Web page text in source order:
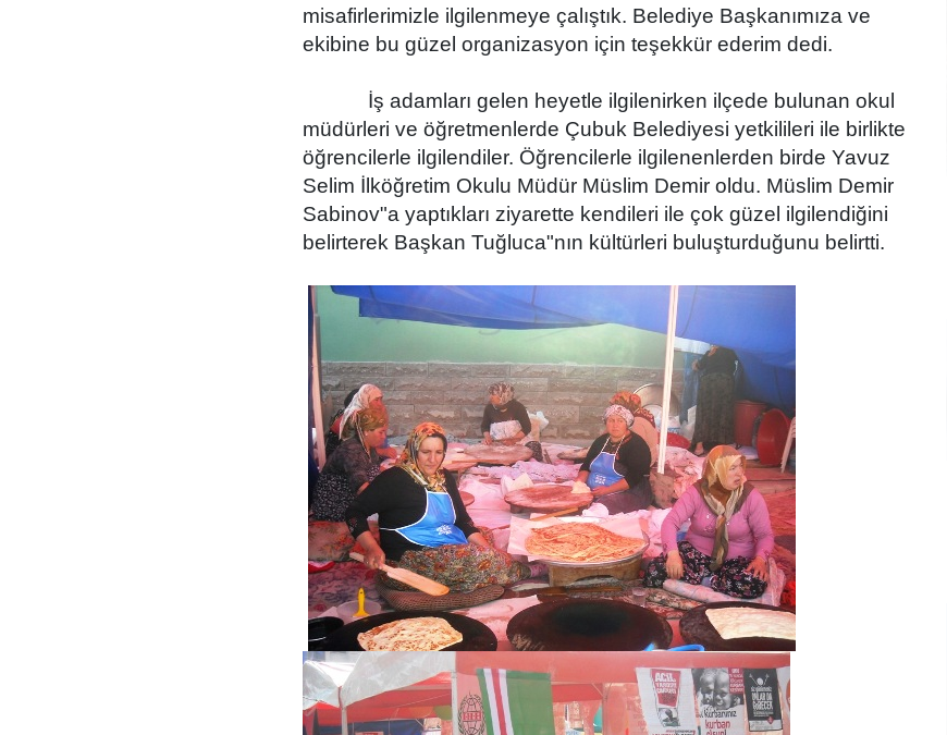
misafirlerimizle ilgilenmeye çalıştık. Belediye Başkanımıza ve
ekibine bu güzel organizasyon için teşekkür ederim dedi.
İş adamları gelen heyetle ilgilenirken ilçede bulunan okul
müdürleri ve öğretmenlerde Çubuk Belediyesi yetkilileri ile birlikte
öğrencilerle ilgilendiler. Öğrencilerle ilgilenenlerden birde Yavuz
Selim İlköğretim Okulu Müdür Müslim Demir oldu. Müslim Demir
Sabinov"a yaptıkları ziyarette kendileri ile çok güzel ilgilendiğini
belirterek Başkan Tuğluca"nın kültürleri buluşturduğunu belirtti.